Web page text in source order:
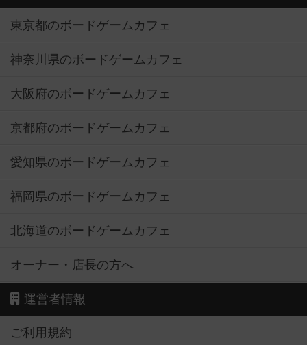
東京都のボードゲームカフェ
神奈川県のボードゲームカフェ
大阪府のボードゲームカフェ
京都府のボードゲームカフェ
愛知県のボードゲームカフェ
福岡県のボードゲームカフェ
北海道のボードゲームカフェ
オーナー・店長の方へ
運営者情報
ご利用規約